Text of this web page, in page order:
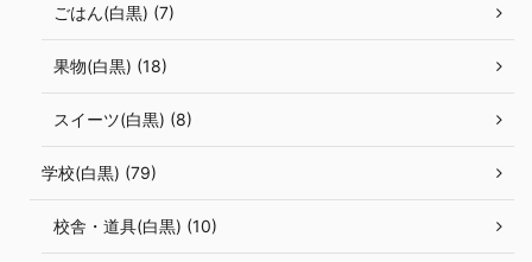
ごはん(白黒) (7)
果物(白黒) (18)
スイーツ(白黒) (8)
学校(白黒) (79)
校舎・道具(白黒) (10)